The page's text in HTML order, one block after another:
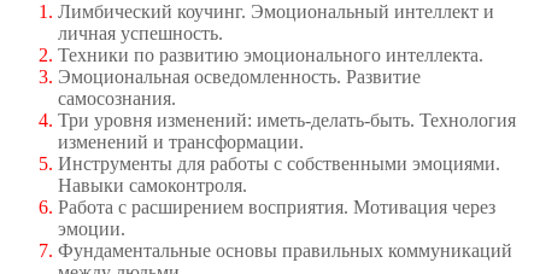
Лимбический коучинг. Эмоциональный интеллект и
личная успешность.
Техники по развитию эмоционального интеллекта.
Эмоциональная осведомленность. Развитие
самосознания.
Три уровня изменений: иметь-делать-быть. Технология
изменений и трансформации.
Инструменты для работы с собственными эмоциями.
Навыки самоконтроля.
Работа с расширением восприятия. Мотивация через
эмоции.
Фундаментальные основы правильных коммуникаций